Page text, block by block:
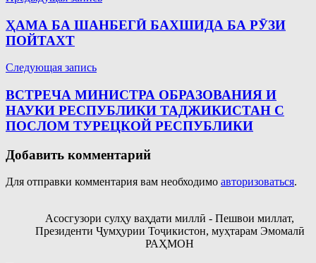
по
записям
ҲАМА БА ШАНБЕГӢ БАХШИДА БА РӮЗИ
ПОЙТАХТ
Следующая запись
ВСТРЕЧА МИНИСТРА ОБРАЗОВАНИЯ И
НАУКИ РЕСПУБЛИКИ ТАДЖИКИСТАН С
ПОСЛОМ ТУРЕЦКОЙ РЕСПУБЛИКИ
Добавить комментарий
Для отправки комментария вам необходимо авторизоваться.
Асосгузори сулҳу ваҳдати миллӣ - Пешвои миллат,
Президенти Ҷумҳурии Тоҷикистон, муҳтарам Эмомалӣ
РАҲМОН